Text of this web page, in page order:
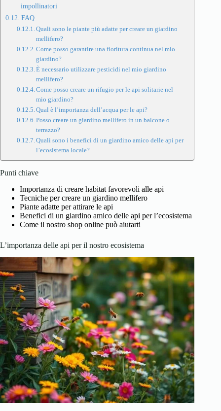
impollinatori
FAQ
Quali sono le piante più adatte per creare un giardino
mellifero?
Come posso garantire una fioritura continua nel mio
giardino?
È necessario utilizzare pesticidi nel mio giardino
mellifero?
Come posso creare un rifugio per le api solitarie nel
mio giardino?
Qual è l’importanza dell’acqua per le api?
Posso creare un giardino mellifero in un balcone o
terrazzo?
Quali sono i benefici di un giardino amico delle api per
l’ecosistema locale?
Punti chiave
Importanza di creare habitat favorevoli alle api
Tecniche per creare un giardino mellifero
Piante adatte per attirare le api
Benefici di un giardino amico delle api per l’ecosistema
Come il nostro shop online può aiutarti
L’importanza delle api per il nostro ecosistema